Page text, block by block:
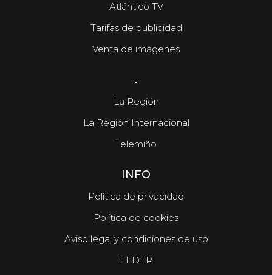
Atlántico TV
Tarifas de publicidad
Venta de imágenes
.
La Región
La Región Internacional
Telemiño
INFO
Política de privacidad
Política de cookies
Aviso legal y condiciones de uso
FEDER